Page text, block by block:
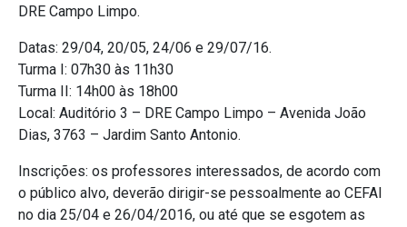
DRE Campo Limpo.
Datas: 29/04, 20/05, 24/06 e 29/07/16.
Turma I: 07h30 às 11h30
Turma II: 14h00 às 18h00
Local: Auditório 3 – DRE Campo Limpo – Avenida João
Dias, 3763 – Jardim Santo Antonio.
Inscrições: os professores interessados, de acordo com
o público alvo, deverão dirigir-se pessoalmente ao CEFAI
no dia 25/04 e 26/04/2016, ou até que se esgotem as